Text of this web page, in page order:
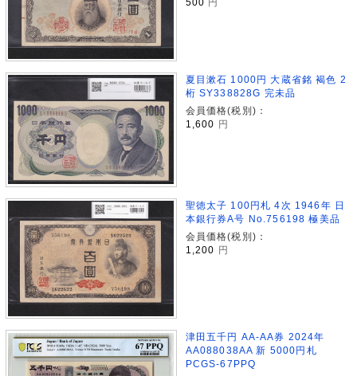
500 円
夏目漱石 1000円 大蔵省銘 褐色 2
桁 SY338828G 完未品
会員価格(税別)：
1,600 円
聖徳太子 100円札 4次 1946年 日
本銀行券A号 No.756198 極美品
会員価格(税別)：
1,200 円
津田五千円 AA-AA券 2024年
AA088038AA 新 5000円札
PCGS-67PPQ